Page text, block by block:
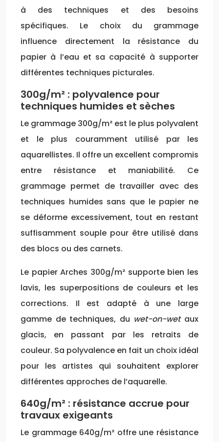
à des techniques et des besoins
spécifiques. Le choix du grammage
influence directement la résistance du
papier à l’eau et sa capacité à supporter
différentes techniques picturales.
300g/m² : polyvalence pour
techniques humides et sèches
Le grammage 300g/m² est le plus polyvalent
et le plus couramment utilisé par les
aquarellistes. Il offre un excellent compromis
entre résistance et maniabilité. Ce
grammage permet de travailler avec des
techniques humides sans que le papier ne
se déforme excessivement, tout en restant
suffisamment souple pour être utilisé dans
des blocs ou des carnets.
Le papier Arches 300g/m² supporte bien les
lavis, les superpositions de couleurs et les
corrections. Il est adapté à une large
gamme de techniques, du wet-on-wet aux
glacis, en passant par les retraits de
couleur. Sa polyvalence en fait un choix idéal
pour les artistes qui souhaitent explorer
différentes approches de l’aquarelle.
640g/m² : résistance accrue pour
travaux exigeants
Le grammage 640g/m² offre une résistance